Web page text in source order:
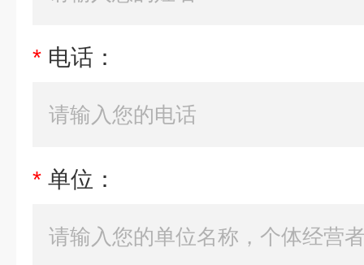
* 电话：
* 单位：